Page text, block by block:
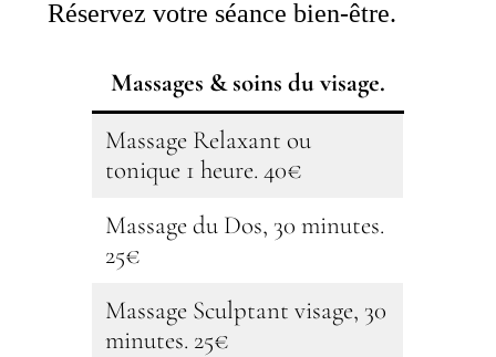
Réservez votre séance bien-être.
Massages & soins du visage.
Massage Relaxant ou
tonique 1 heure. 40€
Massage du Dos, 30 minutes.
25€
Massage Sculptant visage, 30
minutes. 25€